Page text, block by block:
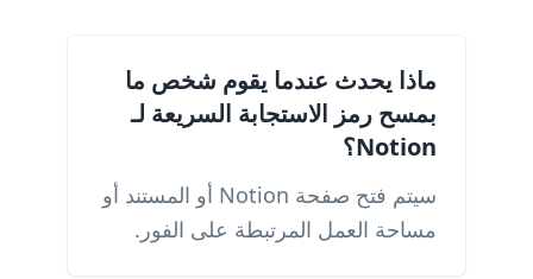
ماذا يحدث عندما يقوم شخص ما
بمسح رمز الاستجابة السريعة لـ
Notion؟
سيتم فتح صفحة Notion أو المستند أو
مساحة العمل المرتبطة على الفور.